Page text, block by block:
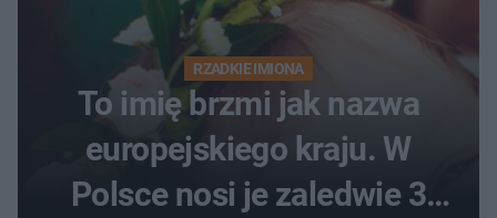
RZADKIE IMIONA
To imię brzmi jak nazwa
europejskiego kraju. W
Polsce nosi je zaledwie 3